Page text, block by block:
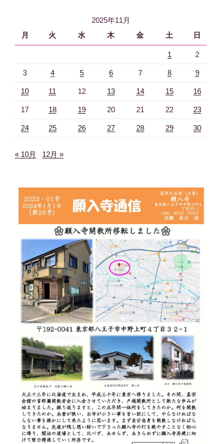
2025年11月
月
火 水 木 金 土 日
1 2
3 4 5 6 7 8 9
10 11 12 13 14 15 16
17 18 19 20 21 22 23
24 25 26 27 28 29 30
« 10月 12月 »